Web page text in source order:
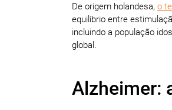
De origem holandesa, o
equilíbrio entre
incluindo a população
global.
Alzheimer: